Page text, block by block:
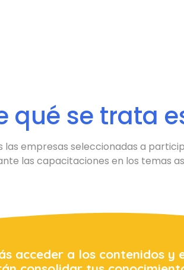
qué se trata
las empresas seleccionadas a
las capacitaciones en los temas
acceder a los contenidos y